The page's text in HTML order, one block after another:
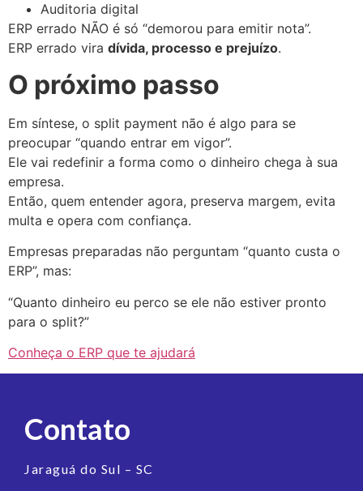
Auditoria digital
ERP errado NÃO é só “demorou para emitir nota”.
ERP errado vira dívida, processo e prejuízo.
O próximo passo
Em síntese, o split payment não é algo para se
preocupar “quando entrar em vigor”.
Ele vai redefinir a forma como o dinheiro chega à sua
empresa.
Então, quem entender agora, preserva margem, evita
multa e opera com confiança.
Empresas preparadas não perguntam “quanto custa o
ERP”, mas:
“Quanto dinheiro eu perco se ele não estiver pronto
para o split?”
Conheça o ERP que te ajudará
Contato
Jaraguá do Sul – SC